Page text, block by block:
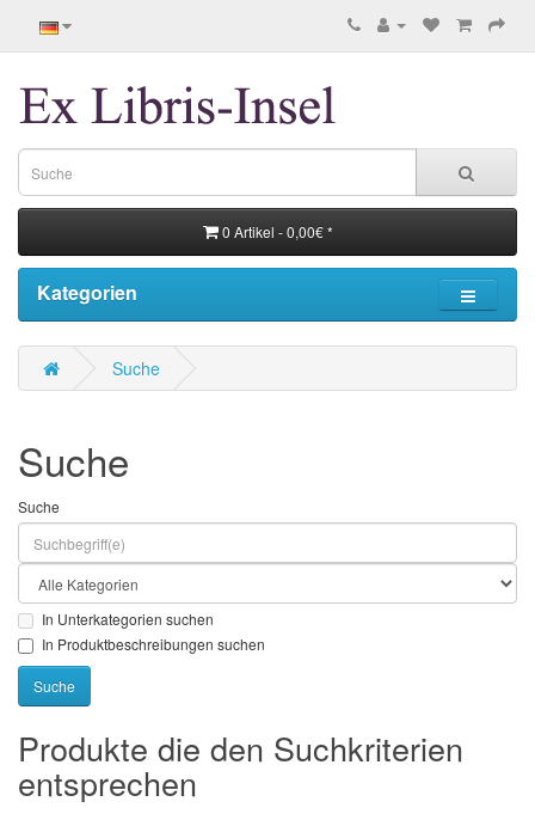
0 Artikel - 0,00€ *
Kategorien
Suche
Suche
Suche
In Unterkategorien suchen
In Produktbeschreibungen suchen
Produkte die den Suchkriterien
entsprechen